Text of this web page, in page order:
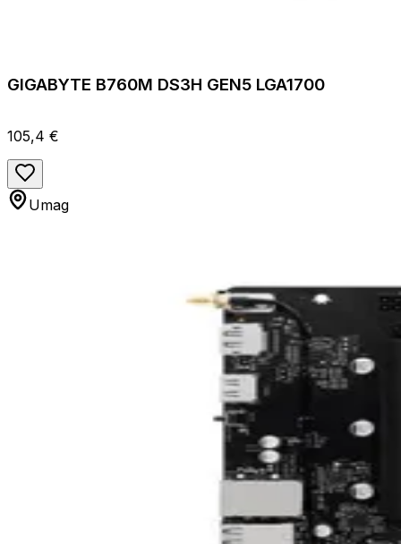
GIGABYTE B760M DS3H GEN5 LGA1700
105,4 €
Umag